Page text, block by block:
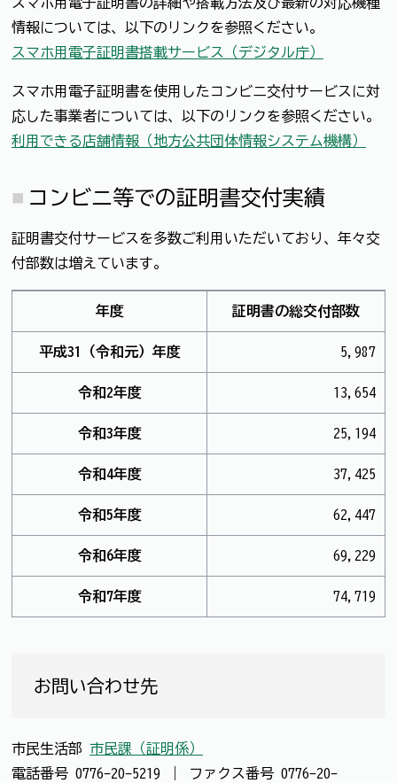
スマホ用電子証明書の詳細や搭載方法及び最新の対応機種
情報については、以下のリンクを参照ください。
スマホ用電子証明書搭載サービス（デジタル庁）
スマホ用電子証明書を使用したコンビニ交付サービスに対
応した事業者については、以下のリンクを参照ください。
利用できる店舗情報（地方公共団体情報システム機構）
コンビニ等での証明書交付実績
証明書交付サービスを多数ご利用いただいており、年々交
付部数は増えています。
年度 証明書の総交付部数
平成31（令和元）年度 5,987
令和2年度 13,654
令和3年度 25,194
令和4年度 37,425
令和5年度 62,447
令和6年度 69,229
令和7年度 74,719
お問い合わせ先
市民生活部 市民課（証明係）
電話番号 0776-20-5219 ファクス番号 0776-20-